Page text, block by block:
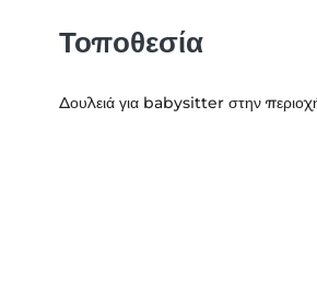
Τοποθεσία
Δουλειά για babysitter στην